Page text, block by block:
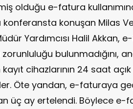
olduğu e-fatura
konferansta konuşan Milas
Yardımcısı Halil Akkan,
bulunmadığını,
cihazlarının 24 saat
Öte yandan, e-faturaya
üç ay ertelendi. Böylece